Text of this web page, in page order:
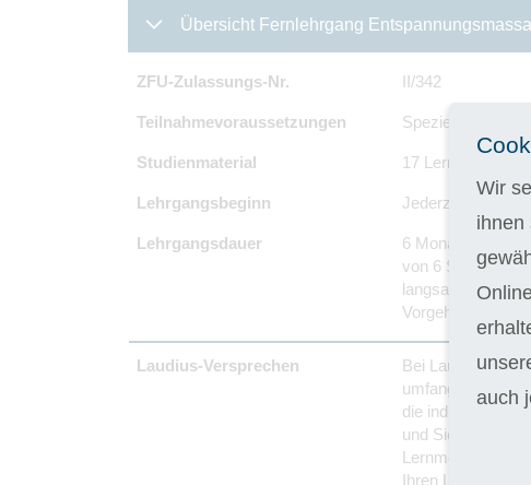
Übersicht Fernlehrgang
ZFU-Zulassungs-Nr. II/342
Teilnahmevoraussetzungen Spezielle
Studienmaterial 17 Lernhefte.
Lehrgangsbeginn Jederzeit - 4
Lehrgangsdauer
6 Monate
von 6 Stunden.
langsamer
Vorgehen um 36
Laudius-Versprechen
Bei Laudius
umfangreiche
die individuell auf
und Sie
Ihren Lehrgang
Wir
ihnen
auch